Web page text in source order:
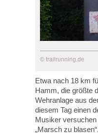
© trailrunning.de
Etwa nach 18 km
Hamm, die größte
Wehranlage aus
diesem Tag einen
Musiker
„Marsch zu